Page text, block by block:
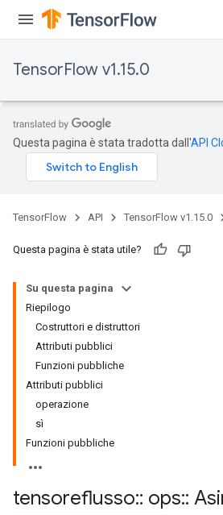
TensorFlow v1.15.0
Questa pagina è stata tradotta dall'API
TensorFlow API TensorFlow v1.15.0
Questa pagina è stata utile?
Su questa pagina
Riepilogo
Costruttori e distruttori
Attributi pubblici
Funzioni pubbliche
Attributi pubblici
operazione
sì
Funzioni pubbliche
tensoreflusso:: ops::